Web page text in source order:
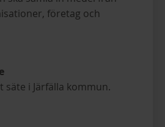
företag och
säte i Järfälla kommun.